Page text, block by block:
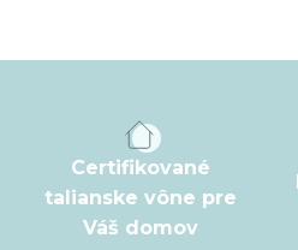
á
Certifikované
talianske vône pre
Váš domov